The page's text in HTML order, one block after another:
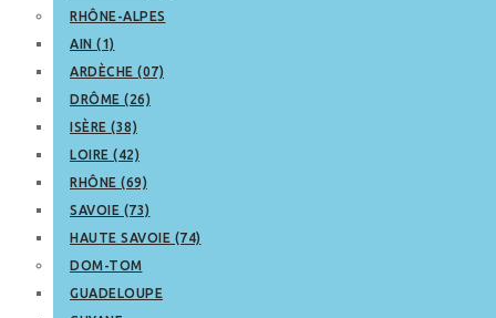
RHÔNE-ALPES
AIN (1)
ARDÈCHE (07)
DRÔME (26)
ISÈRE (38)
LOIRE (42)
RHÔNE (69)
SAVOIE (73)
HAUTE SAVOIE (74)
DOM-TOM
GUADELOUPE